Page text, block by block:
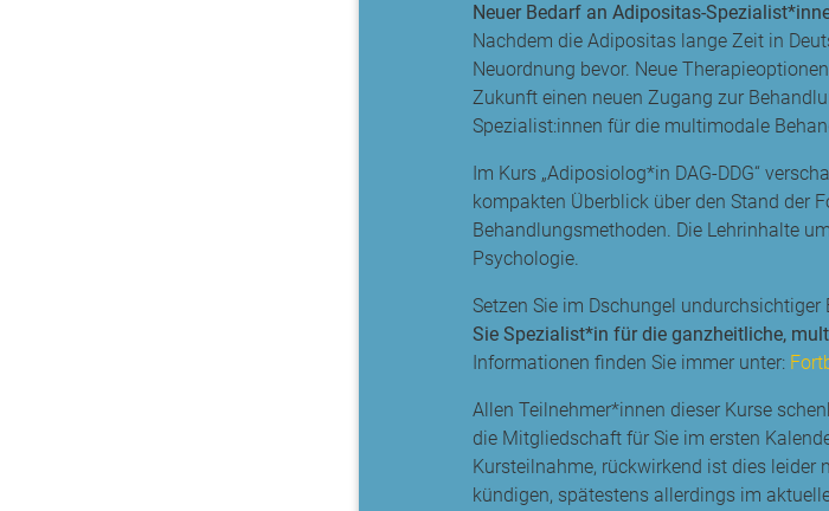
Neuer Bedarf an Adipositas-
Nachdem die Adipositas lange Zeit in
Neuordnung bevor. Neue
Zukunft einen neuen Zugang zur
Spezialist:innen für die multimodale
Im Kurs „Adiposiolog*in DAG-DDG“
kompakten Überblick über den Stand der
Behandlungsmethoden. Die Lehrinhalte
Psychologie.
Setzen Sie im Dschungel
Sie Spezialist*in für die ganzheitliche,
Informationen finden Sie immer unter:
Allen Teilnehmer*innen dieser Kurse
die Mitgliedschaft für Sie im ersten
Kursteilnahme, rückwirkend ist dies
kündigen, spätestens allerdings im